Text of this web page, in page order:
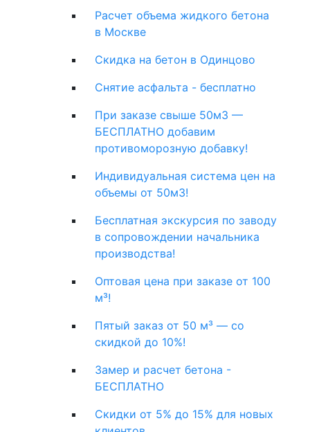
Расчет объема жидкого бетона
в Москве
Скидка на бетон в Одинцово
Снятие асфальта - бесплатно
При заказе свыше 50м3 —
БЕСПЛАТНО добавим
противоморозную добавку!
Индивидуальная система цен на
объемы от 50м3!
Бесплатная экскурсия по заводу
в сопровождении начальника
производства!
Оптовая цена при заказе от 100
м³!
Пятый заказ от 50 м³ — со
скидкой до 10%!
Замер и расчет бетона -
БЕСПЛАТНО
Скидки от 5% до 15% для новых